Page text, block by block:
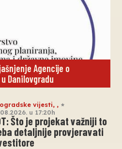
Agencije o
Danilovgradu
vijesti, ,
u 17:20h
Što je projekat važniji to
detaljnije provjeravati